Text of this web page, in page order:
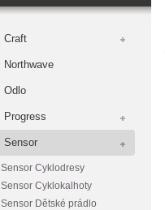
Craft
Northwave
Odlo
Progress
Sensor
Sensor Cyklodresy
Sensor Cyklokalhoty
Sensor Dětské prádlo